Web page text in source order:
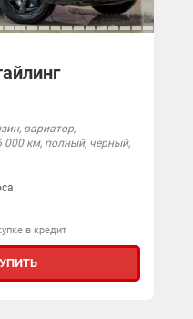
вариатор,
000 км, полный, черный,
в кредит